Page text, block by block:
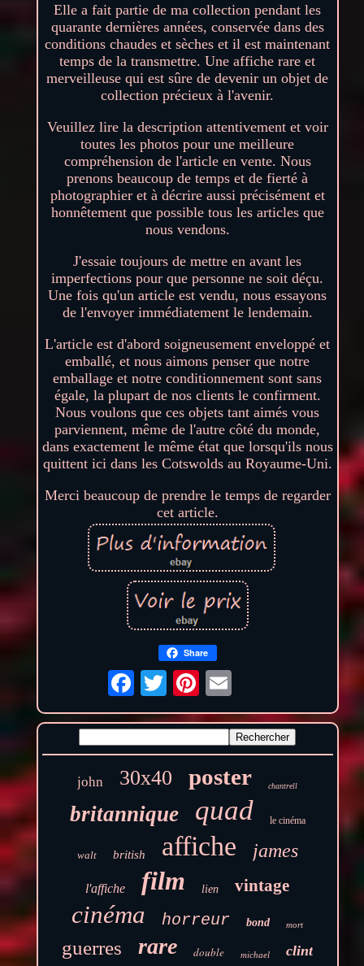
Elle a fait partie de ma collection pendant les
quarante dernières années, conservée dans des
conditions chaudes et sèches et il est maintenant
temps de la transmettre. Une affiche rare et
merveilleuse qui est sûre de devenir un objet de
collection précieux à l'avenir.
Veuillez lire la description attentivement et voir
toutes les photos pour une meilleure
compréhension de l'article en vente. Nous
prenons beaucoup de temps et de fierté à
photographier et à décrire aussi précisément et
honnêtement que possible tous les articles que
nous vendons.
J'essaie toujours de mettre en avant les
imperfections pour que personne ne soit déçu.
Une fois qu'un article est vendu, nous essayons
de l'envoyer immédiatement le lendemain.
L'article est d'abord soigneusement enveloppé et
emballé, et nous aimons penser que notre
emballage et notre conditionnement sont sans
égale, la plupart de nos clients le confirment.
Nous voulons que ces objets tant aimés vous
parviennent, même de l'autre côté du monde,
dans exactement le même état que lorsqu'ils nous
quittent ici dans les Cotswolds au Royaume-Uni.
Merci beaucoup de prendre le temps de regarder
cet article.
Share
john 30x40 poster chantrell
britannique quad le cinéma
walt british affiche james
l'affiche film lien vintage
cinéma horreur bond mort
guerres rare double michael clint